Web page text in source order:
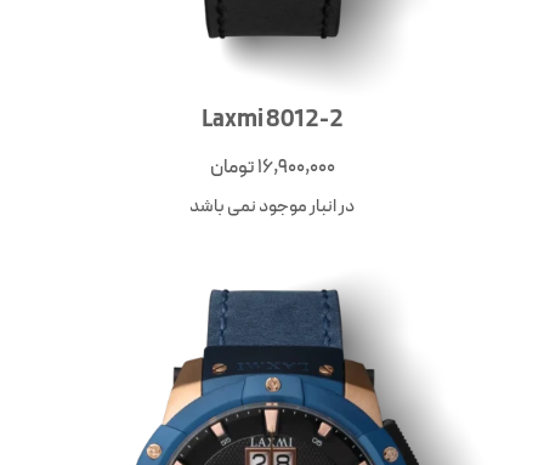
Laxmi 8012-2
16,900,000تومان
در انبار موجود نمی باشد